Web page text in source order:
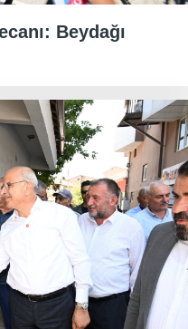
Beydağı